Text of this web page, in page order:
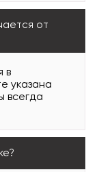
от
в
указана
всегда